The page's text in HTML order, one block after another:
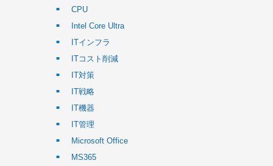
CPU
Intel Core Ultra
ITインフラ
ITコスト削減
IT対策
IT戦略
IT機器
IT管理
Microsoft Office
MS365